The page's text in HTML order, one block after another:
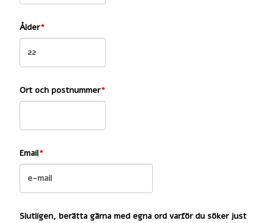
Ålder
Ort och postnummer
Email
Slutligen, berätta gärna med egna ord varför du söker just